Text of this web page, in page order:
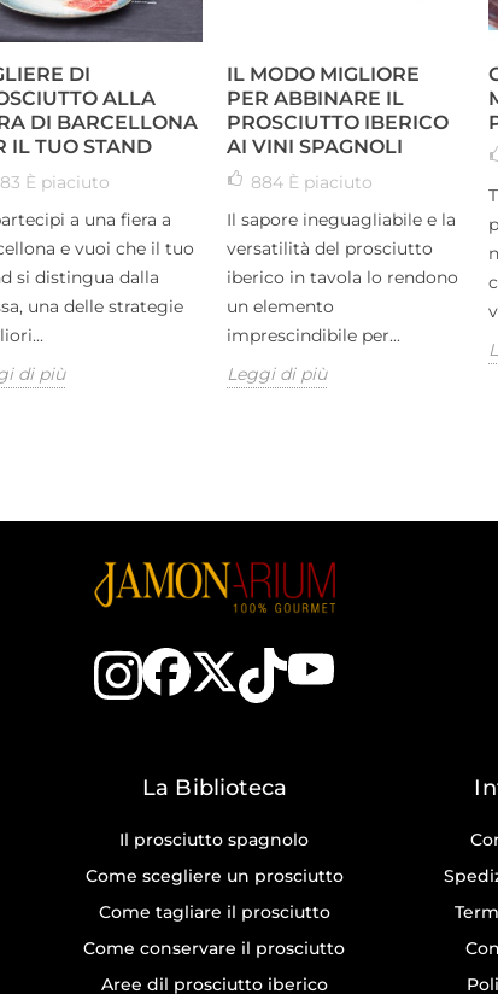
DI
ALLA
DI BARCELLONA
IL TUO STAND
È piaciuto
a una fiera a
e vuoi che il tuo
si distingua dalla
una delle strategie
di più
IL MODO MIGLIORE
PER ABBINARE IL
PROSCIUTTO IBERICO
AI VINI SPAGNOLI
884 È piaciuto
Il sapore ineguagliabile e la
versatilità del prosciutto
iberico in tavola lo rendono
un elemento
imprescindibile per...
Leggi di più
La Biblioteca
Il prosciutto spagnolo
Come scegliere un prosciutto
Come tagliare il prosciutto
Come conservare il prosciutto
Aree dil prosciutto iberico